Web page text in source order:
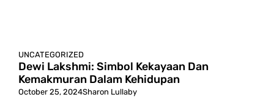
UNCATEGORIZED
Dewi Lakshmi: Simbol Kekayaan Dan
Kemakmuran Dalam Kehidupan
October 25, 2024Sharon Lullaby